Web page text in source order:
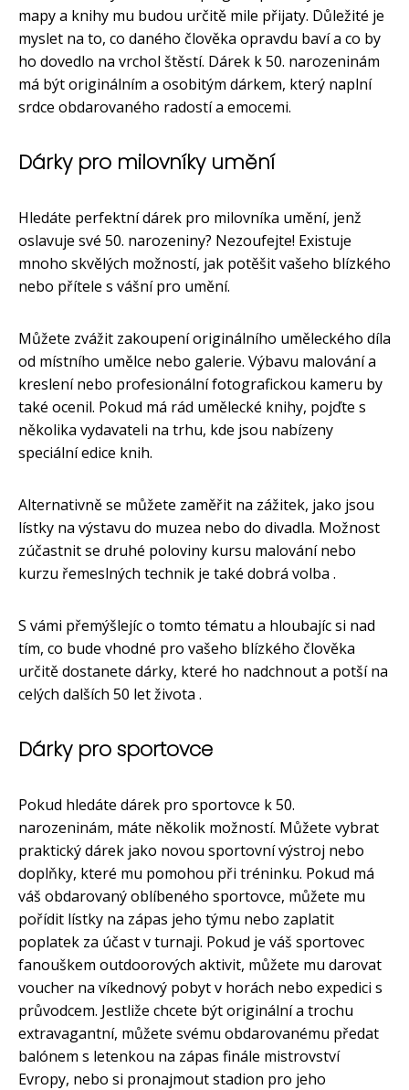
mapy a knihy mu budou určitě mile přijaty. Důležité je
myslet na to, co daného člověka opravdu baví a co by
ho dovedlo na vrchol štěstí. Dárek k 50. narozeninám
má být originálním a osobitým dárkem, který naplní
srdce obdarovaného radostí a emocemi.
Dárky pro milovníky umění
Hledáte perfektní dárek pro milovníka umění, jenž
oslavuje své 50. narozeniny? Nezoufejte! Existuje
mnoho skvělých možností, jak potěšit vašeho blízkého
nebo přítele s vášní pro umění.
Můžete zvážit zakoupení originálního uměleckého díla
od místního umělce nebo galerie. Výbavu malování a
kreslení nebo profesionální fotografickou kameru by
také ocenil. Pokud má rád umělecké knihy, pojďte s
několika vydavateli na trhu, kde jsou nabízeny
speciální edice knih.
Alternativně se můžete zaměřit na zážitek, jako jsou
lístky na výstavu do muzea nebo do divadla. Možnost
zúčastnit se druhé poloviny kursu malování nebo
kurzu řemeslných technik je také dobrá volba .
S vámi přemýšlejíc o tomto tématu a hloubajíc si nad
tím, co bude vhodné pro vašeho blízkého člověka
určitě dostanete dárky, které ho nadchnout a potší na
celých dalších 50 let života .
Dárky pro sportovce
Pokud hledáte dárek pro sportovce k 50.
narozeninám, máte několik možností. Můžete vybrat
praktický dárek jako novou sportovní výstroj nebo
doplňky, které mu pomohou při tréninku. Pokud má
váš obdarovaný oblíbeného sportovce, můžete mu
pořídit lístky na zápas jeho týmu nebo zaplatit
poplatek za účast v turnaji. Pokud je váš sportovec
fanouškem outdoorových aktivit, můžete mu darovat
voucher na víkednový pobyt v horách nebo expedici s
průvodcem. Jestliže chcete být originální a trochu
extravagantní, můžete svému obdarovanému předat
balónem s letenkou na zápas finále mistrovství
Evropy, nebo si pronajmout stadion pro jeho